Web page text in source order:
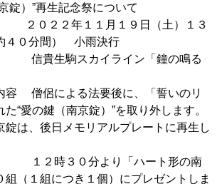
錠）”再生記念祭について
２０２２年１１月１９日（土）１３
４０分間） 小雨決行
信貴生駒スカイライン「鐘の鳴る
容 僧侶による法要後に、「誓いのリ
“愛の鍵（南京錠）”を取り外します。
錠は、後日メモリアルプレートに再生し
２時３０分より「ハート形の南
組（１組につき１個）にプレゼントしま